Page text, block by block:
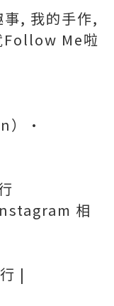
, 我的手作,
Follow Me啦
）•
相
|